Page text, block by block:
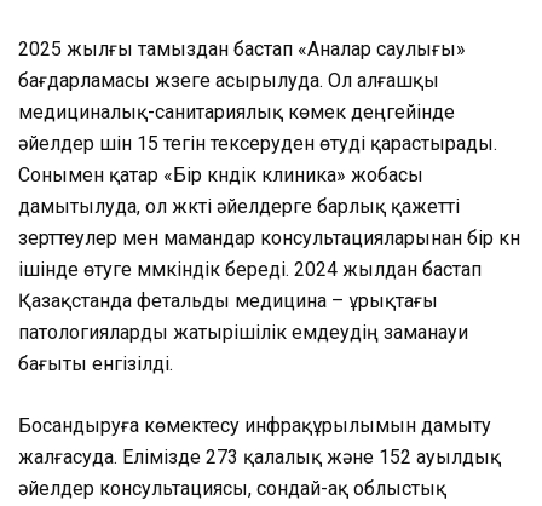
2025 жылғы тамыздан бастап «Аналар саулығы»
бағдарламасы жүзеге асырылуда. Ол алғашқы
медициналық-санитариялық көмек деңгейінде
әйелдер үшін 15 тегін тексеруден өтуді қарастырады.
Сонымен қатар «Бір күндік клиника» жобасы
дамытылуда, ол жүкті әйелдерге барлық қажетті
зерттеулер мен мамандар консультацияларынан бір күн
ішінде өтуге мүмкіндік береді. 2024 жылдан бастап
Қазақстанда фетальды медицина – ұрықтағы
патологияларды жатырішілік емдеудің заманауи
бағыты енгізілді.
Босандыруға көмектесу инфрақұрылымын дамыту
жалғасуда. Елімізде 273 қалалық және 152 ауылдық
әйелдер консультациясы, сондай-ақ облыстық